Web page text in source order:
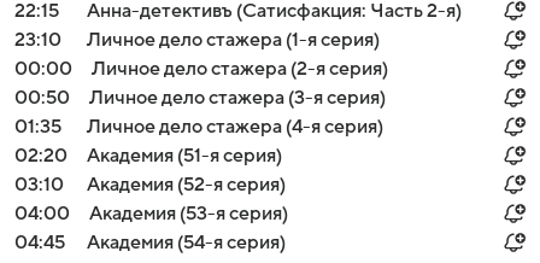
22:15
Анна-детективъ (Сатисфакция: Часть 2-я)
23:10
Личное дело стажера (1-я серия)
00:00
Личное дело стажера (2-я серия)
00:50
Личное дело стажера (3-я серия)
01:35
Личное дело стажера (4-я серия)
02:20
Академия (51-я серия)
03:10
Академия (52-я серия)
04:00
Академия (53-я серия)
04:45
Академия (54-я серия)